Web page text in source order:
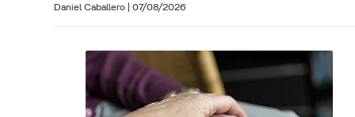
Daniel Caballero | 07/08/2026